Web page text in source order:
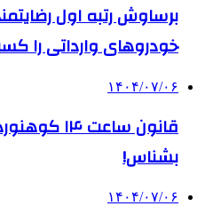
برساوش رتبه اول
خودروهای وارداتی را
۱۴۰۴/۰۷/۰۶
قانون ساعت
بشناس!
۱۴۰۴/۰۷/۰۶